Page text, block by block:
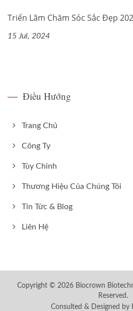
Triển Lãm Chăm Sóc Sắc Đẹp
15 Jul, 2024
Điều Hướng
Trang Chủ
Công Ty
Tùy Chỉnh
Thương Hiệu Của Chúng Tôi
Tin Tức & Blog
Liên Hệ
Copyright © 2026 Biocrown
Reserved.
Consulted & Designed by